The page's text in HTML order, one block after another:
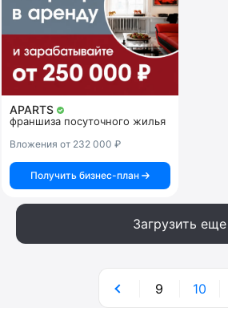
APARTS
франшиза посуточного жилья
Вложения от 232 000 ₽
Получить бизнес-план
Загрузить еще
9 10